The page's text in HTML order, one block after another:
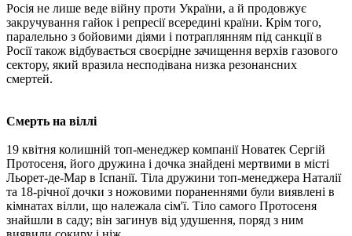
Росія не лише веде війну проти України, а й продовжує
закручування гайок і репресії всередині країни. Крім того,
паралельно з бойовими діями і потраплянням під санкції в
Росії також відбувається своєрідне зачищення верхів газового
сектору, який вразила несподівана низка резонансних
смертей.
Смерть на віллі
19 квітня колишній топ-менеджер компанії Новатек Сергій
Протосеня, його дружина і дочка знайдені мертвими в місті
Льорет-де-Мар в Іспанії. Тіла дружини топ-менеджера Наталії
та 18-річної дочки з ножовими пораненнями були виявлені в
кімнатах вілли, що належала сім'ї. Тіло самого Протосеня
знайшли в саду; він загинув від удушення, поряд з ним